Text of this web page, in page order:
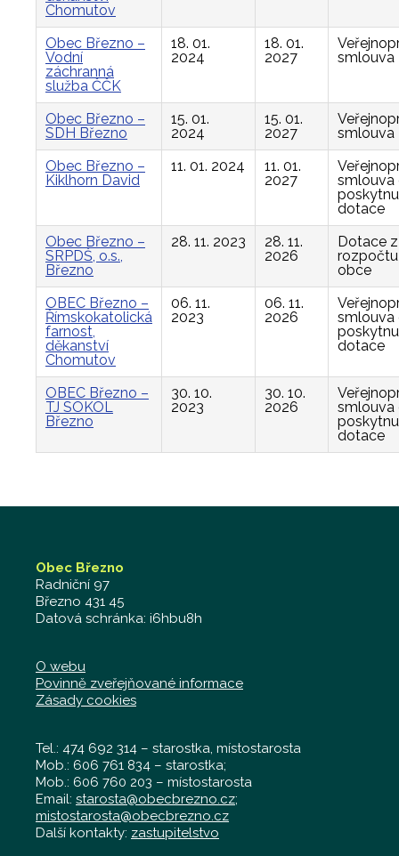
Chomutov
Obec Březno –
Vodní
záchranná
služba ČČK
18. 01.
2024
18. 01.
2027
smlouva
Obec Březno –
SDH Březno
15. 01.
2024
15. 01.
2027
smlouva
Obec Březno –
Kiklhorn David
11. 01. 2024
11. 01.
2027
smlouva
dotace
Obec Březno –
SRPDŠ, o.s.,
Březno
28. 11. 2023
28. 11.
2026
Dotace z
rozpočtu
obce
OBEC Březno –
Římskokatolická
farnost,
děkanství
Chomutov
06. 11.
2023
06. 11.
2026
smlouva
dotace
OBEC Březno –
TJ SOKOL
Březno
30. 10.
2023
30. 10.
2026
smlouva
dotace
Obec Březno
Radniční 97
Březno 431 45
Datová schránka: i6hbu8h
O webu
Povinně zveřejňované informace
Zásady cookies
Tel.: 474 692 314 – starostka, místostarosta
Mob.: 606 761 834 – starostka;
Mob.: 606 760 203 – místostarosta
Email: starosta@obecbrezno.cz;
mistostarosta@obecbrezno.cz
Další kontakty: zastupitelstvo